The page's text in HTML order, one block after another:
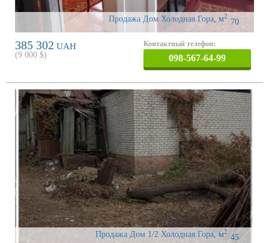
Продажа Дом Холодная Гора, 70
м2
385 302 UAH
(9 000 $)
Контактный телефон:
098-567-64-99
Продажа Дом 1/2 Холодная Гора, 45
м2